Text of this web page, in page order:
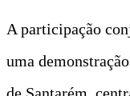
A participação
uma